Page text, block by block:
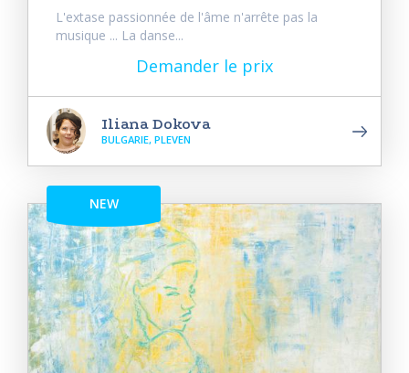
L'extase passionnée de l'âme n'arrête pas la
musique ... La danse...
Demander le prix
Iliana Dokova
BULGARIE, PLEVEN
NEW